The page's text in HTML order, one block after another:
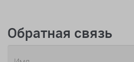
Обратная связь